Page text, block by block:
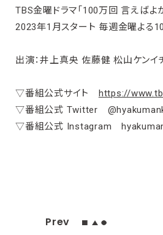
TBS金曜ドラマ「100万回 言えばよ
2023年1月スタート 毎週金曜よる
出演：井上真央 佐藤健 松山ケン
▽番組公式サイト https://
▽番組公式 Twitter
▽番組公式 Instagram
Prev